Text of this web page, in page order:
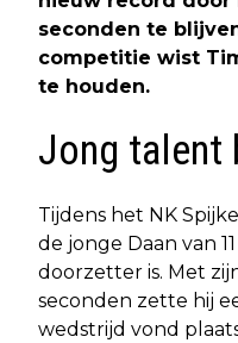
seconden te
competitie wist
te houden.
Jong talent
Tijdens het NK
de jonge Daan van
doorzetter is. Met
seconden zette hij
wedstrijd vond